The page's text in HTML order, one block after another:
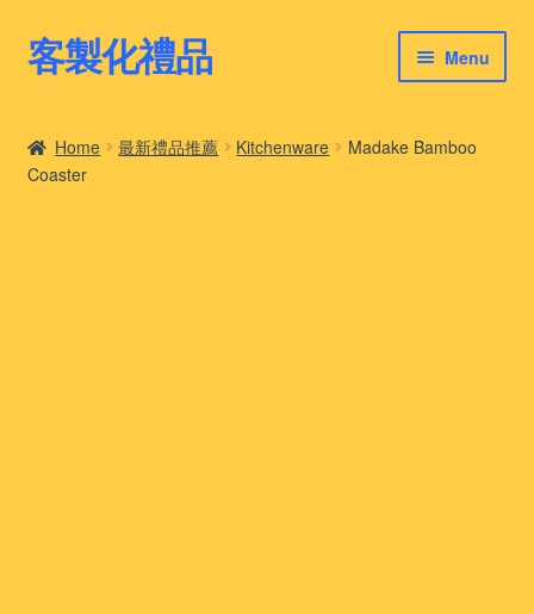
Skip
to
Skip
to
客製化禮品 Menu
最新禮品推薦
Home 最新禮品推薦 Kitchenware
Madake Bamboo
Coaster